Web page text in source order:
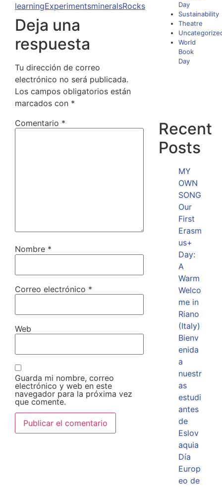
learningExperimentsmineralsRocks
Deja una
respuesta
Tu dirección de correo
electrónico no será publicada.
Los campos obligatorios están
marcados con *
Comentario *
Nombre *
Correo electrónico *
Web
Guarda mi nombre, correo
electrónico y web en este
navegador para la próxima vez
que comente.
Day
Sustainability
Theatre
World
Book
Day
Recent
Posts
MY
OWN
SONG
Our
First
Erasm
us+
Day:
A
Warm
Welco
me in
Riano
(Italy)
Bienv
enida
a
nuestr
as
estudi
antes
de
Eslov
aquia
Día
Europ
eo de